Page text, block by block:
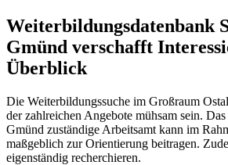
Weiterbildungsdatenbank
Gmünd verschafft
Überblick
Die Weiterbildungssuche im Großraum
der zahlreichen Angebote mühsam sein.
Gmünd zuständige Arbeitsamt kann im
maßgeblich zur Orientierung beitragen.
eigenständig recherchieren.